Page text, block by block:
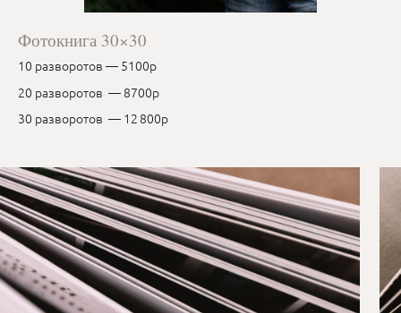
Фотокнига 30×30
10 разворотов — 5100р
20 разворотов — 8700р
30 разворотов — 12 800р